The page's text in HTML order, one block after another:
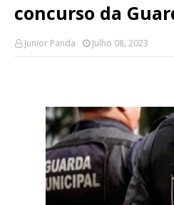
concurso da
Junior Panda Julho 08, 2023